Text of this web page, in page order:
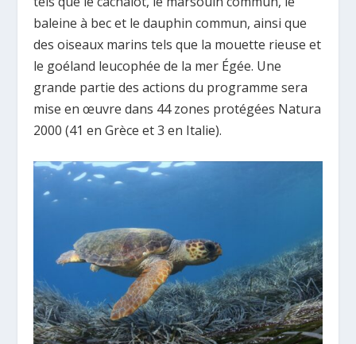
baleine à bec et le dauphin commun, ainsi que
des oiseaux marins tels que la mouette rieuse et
le goéland leucophée de la mer Égée. Une
grande partie des actions du programme sera
mise en œuvre dans 44 zones protégées Natura
2000 (41 en Grèce et 3 en Italie).